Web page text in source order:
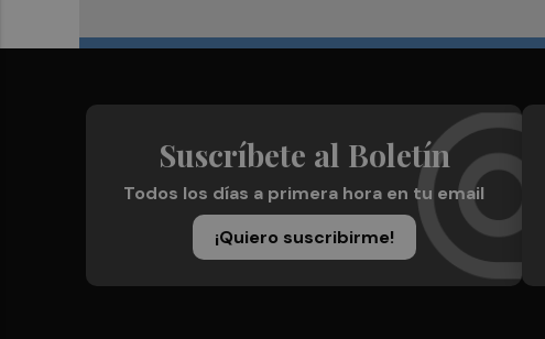
Suscríbete al Boletín
Todos los días a primera hora en tu email
¡Quiero suscribirme!